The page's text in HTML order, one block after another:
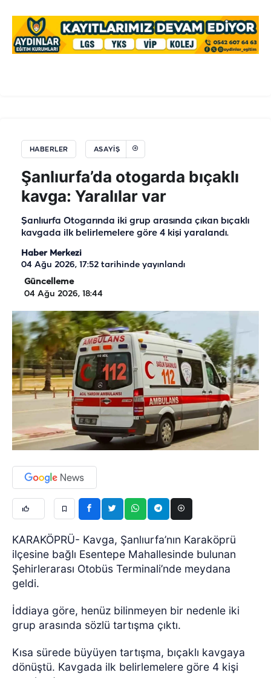
HABERLER ASAYIŞ
Şanlıurfa’da otogarda bıçaklı
kavga: Yaralılar var
Şanlıurfa Otogarında iki grup arasında çıkan bıçaklı
kavgada ilk belirlemelere göre 4 kişi yaralandı.
Haber Merkezi
04 Ağu 2026, 17:52 tarihinde yayınlandı
Güncelleme
04 Ağu 2026, 18:44
KARAKÖPRÜ- Kavga, Şanlıurfa’nın Karaköprü
ilçesine bağlı Esentepe Mahallesinde bulunan
Şehirlerarası Otobüs Terminali’nde meydana
geldi.
İddiaya göre, henüz bilinmeyen bir nedenle iki
grup arasında sözlü tartışma çıktı.
Kısa sürede büyüyen tartışma, bıçaklı kavgaya
dönüştü. Kavgada ilk belirlemelere göre 4 kişi